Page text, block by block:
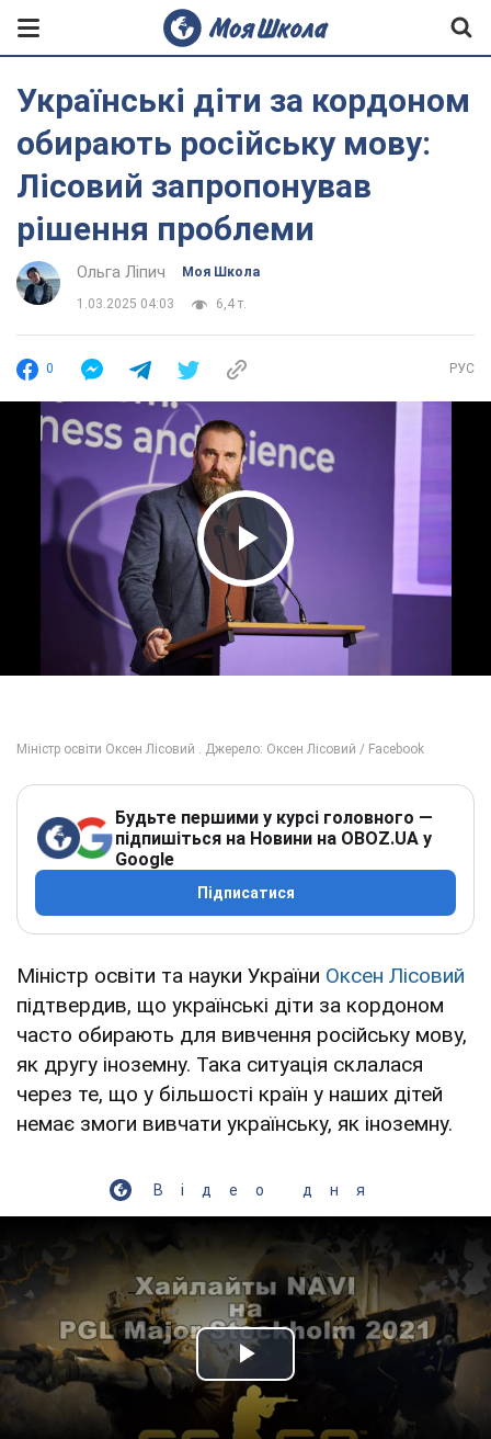
Українські діти за кордоном
обирають російську мову:
Лісовий запропонував
рішення проблеми
Ольга Ліпич Моя Школа
1.03.2025 04:03 6,4 т.
0 РУС
Play Video
Будьте першими у курсі головного —
підпишіться на Новини на OBOZ.UA у
Google
Підписатися
Міністр освіти та науки України Оксен Лісовий
підтвердив, що українські діти за кордоном
часто обирають для вивчення російську мову,
як другу іноземну. Така ситуація склалася
через те, що у більшості країн у наших дітей
немає змоги вивчати українську, як іноземну.
Відео дня
Play Video